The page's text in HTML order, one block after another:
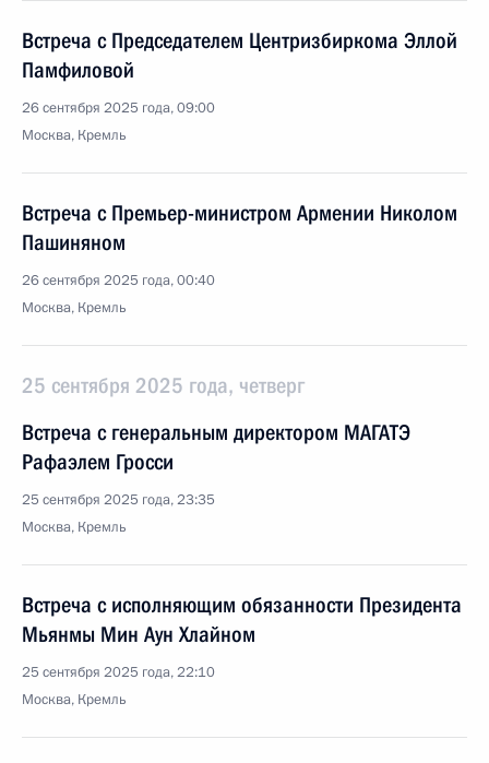
Встреча с Председателем Центризбиркома Эллой
Памфиловой
26 сентября 2025 года, 09:00
Москва, Кремль
Встреча с Премьер-министром Армении Николом
Пашиняном
26 сентября 2025 года, 00:40
Москва, Кремль
25 сентября 2025 года, четверг
Встреча с генеральным директором МАГАТЭ
Рафаэлем Гросси
25 сентября 2025 года, 23:35
Москва, Кремль
Встреча с исполняющим обязанности Президента
Мьянмы Мин Аун Хлайном
25 сентября 2025 года, 22:10
Москва, Кремль